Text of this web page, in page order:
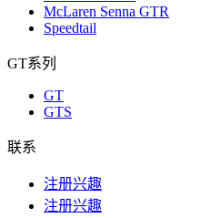
McLaren Senna GTR
Speedtail
GT系列
GT
GTS
联系
注册兴趣
注册兴趣